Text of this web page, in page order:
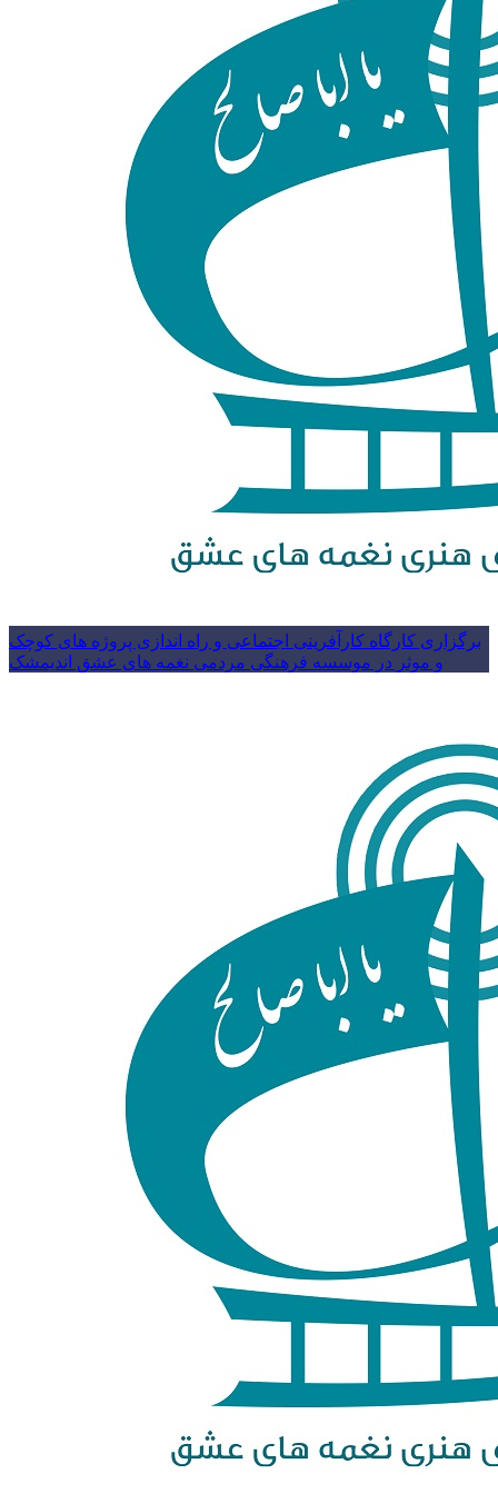
برگزاری کارگاه کارآفرینی اجتماعی و راه اندازی پروژه های کوچک
و موثر در موسسه فرهنگی مردمی نغمه های عشق اندیمشک